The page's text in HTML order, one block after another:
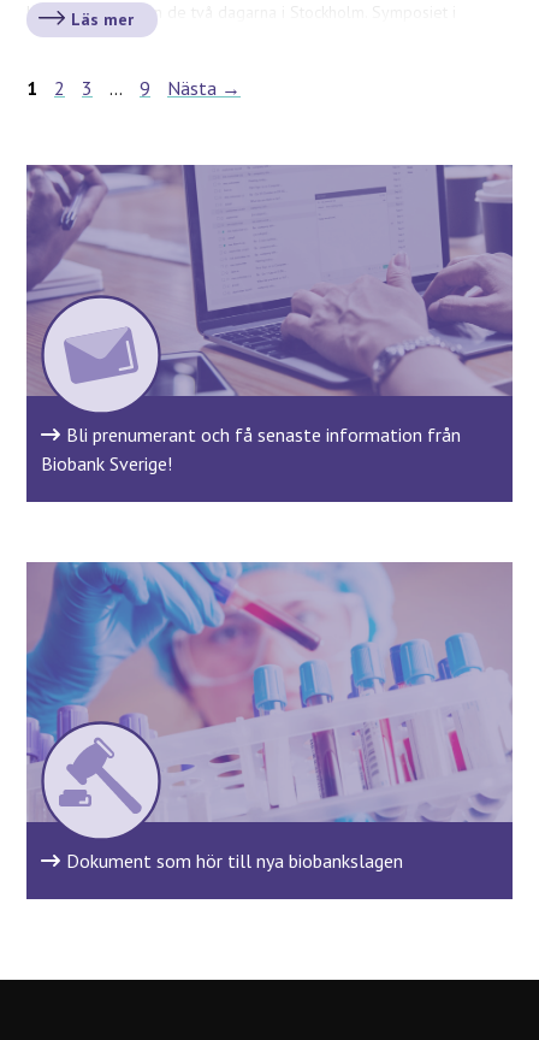
höjdpunkterna från de två dagarna i Stockholm. Symposiet i
Karolinska Institutets (KI) Aula Medica inleddes av Gustaf
men också arbetet kring Barntumörbanken […]
Läs mer
1 2 3 … 9 Nästa →
Bli prenumerant och få senaste information från
Biobank Sverige!
Dokument som hör till nya biobankslagen